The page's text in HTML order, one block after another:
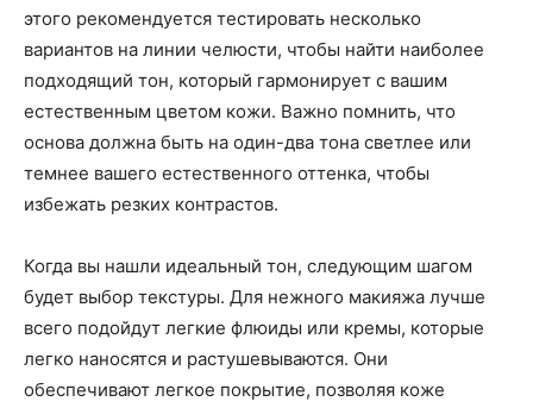
этого рекомендуется тестировать несколько
вариантов на линии челюсти, чтобы найти наиболее
подходящий тон, который гармонирует с вашим
естественным цветом кожи. Важно помнить, что
основа должна быть на один-два тона светлее или
темнее вашего естественного оттенка, чтобы
избежать резких контрастов.
Когда вы нашли идеальный тон, следующим шагом
будет выбор текстуры. Для нежного макияжа лучше
всего подойдут легкие флюиды или кремы, которые
легко наносятся и растушевываются. Они
обеспечивают легкое покрытие, позволяя коже